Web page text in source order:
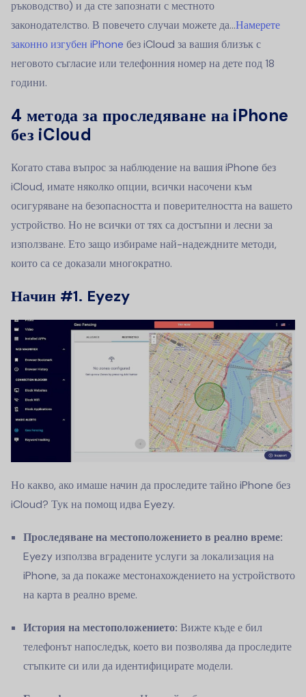
ръководство) и да сте запознати с местното
законодателство. В повечето случаи можете да...Намерете
законно изгубен iPhone без iCloud за вашия близък с
неговото съгласие или телефонния номер на дете под 18
години.
4 метода за проследяване на iPhone
без iCloud
Когато става въпрос за наблюдение на вашия iPhone без
iCloud, имате няколко опции, всички насочени към
осигуряване на безопасността и поверителността на вашето
устройство. Но не всички от тях са достъпни и лесни за
използване. Ето защо избираме най-надеждните методи,
които са се доказали многократно.
Начин #1. Eyezy
Но какво, ако имаше начин да проследите тайно iPhone без
iCloud? Тук на помощ идва Eyezy.
Проследяване на местоположението в реално време:
Eyezy използва вградените услуги за локализация на
iPhone, за да покаже местонахождението на устройството
на карта в реално време.
История на местоположението: Вижте къде е бил
телефонът напоследък, което ви позволява да проследите
стъпките си или да идентифицирате модели.